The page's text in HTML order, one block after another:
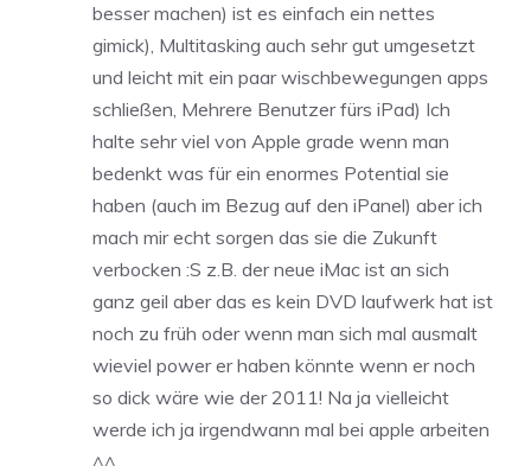
besser machen) ist es einfach ein nettes
gimick), Multitasking auch sehr gut umgesetzt
und leicht mit ein paar wischbewegungen apps
schließen, Mehrere Benutzer fürs iPad) Ich
halte sehr viel von Apple grade wenn man
bedenkt was für ein enormes Potential sie
haben (auch im Bezug auf den iPanel) aber ich
mach mir echt sorgen das sie die Zukunft
verbocken :S z.B. der neue iMac ist an sich
ganz geil aber das es kein DVD laufwerk hat ist
noch zu früh oder wenn man sich mal ausmalt
wieviel power er haben könnte wenn er noch
so dick wäre wie der 2011! Na ja vielleicht
werde ich ja irgendwann mal bei apple arbeiten